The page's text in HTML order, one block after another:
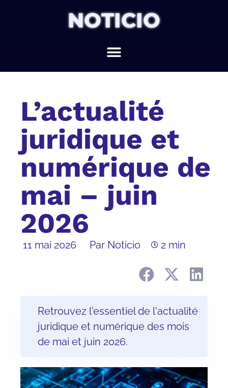
NOTICIO
L’actualité
juridique et
numérique de
mai – juin
2026
11 mai 2026 Par Noticio 2 min
Retrouvez l'essentiel de l'actualité
juridique et numérique des mois
de mai et juin 2026.